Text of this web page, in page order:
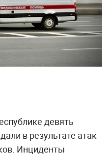
девять
в результате атак
Инциденты